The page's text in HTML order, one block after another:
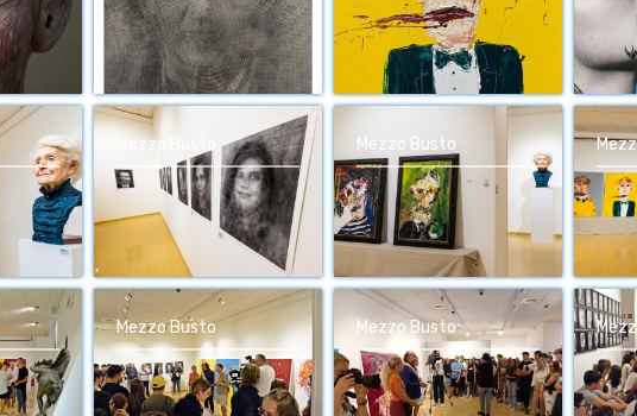
Mezzo Busto Mezzo Busto
Mezzo Busto Mezzo Busto